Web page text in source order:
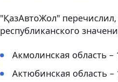
"ҚазАвтоЖол" перечислил,
республиканского
Акмолинская область –
Актюбинская область –